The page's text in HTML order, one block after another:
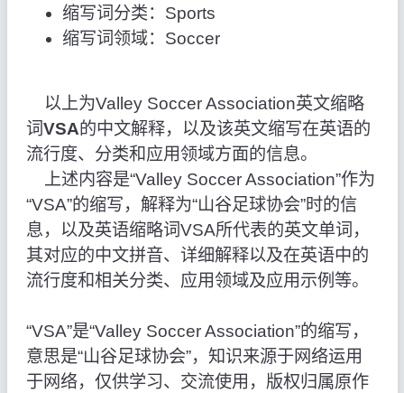
缩写词分类：Sports
缩写词领域：Soccer
以上为Valley Soccer Association英文缩略
词VSA的中文解释，以及该英文缩写在英语的
流行度、分类和应用领域方面的信息。
上述内容是“Valley Soccer Association”作为
“VSA”的缩写，解释为“山谷足球协会”时的信
息，以及英语缩略词VSA所代表的英文单词，
其对应的中文拼音、详细解释以及在英语中的
流行度和相关分类、应用领域及应用示例等。
“VSA”是“Valley Soccer Association”的缩写，
意思是“山谷足球协会”，知识来源于网络运用
于网络，仅供学习、交流使用，版权归属原作